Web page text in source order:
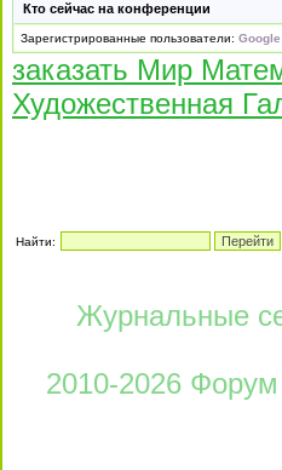
Кто сейчас на конференции
Зарегистрированные пользователи:
заказать Мир
Художественная
Найти:
Журнальные
2010-2026